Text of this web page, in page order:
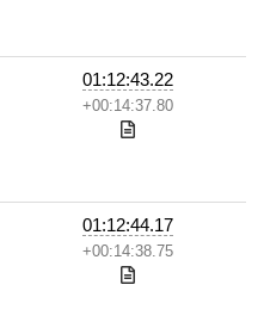
01:12:43.22
+00:14:37.80
01:12:44.17
+00:14:38.75